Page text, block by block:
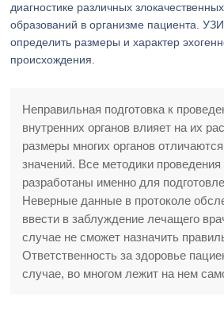
диагностике различных
образований в организме пациента.
определить размеры и характер
происхождения.
Неправильная подготовка к
внутренних органов влияет на их
размеры многих органов
значений. Все методики
разработаны именно для
Неверные данные в протоколе
ввести в заблуждение лечащего
случае не сможет назначить
Ответственность за здоровье
случае, во многом лежит на нем